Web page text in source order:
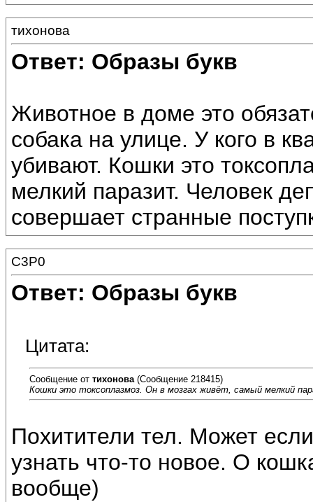
тихонова
Ответ: Образы букв
Животное в доме это
собака на улице. У кого в
убивают. Кошки это
мелкий паразит. Человек
совершает странные
C3P0
Ответ: Образы букв
Цитата:
Сообщение от тихонова (Сообщение 218415)
Кошки это токсоплазмоз. Он в мозгах живёт, самый мелкий
Похитители тел. Может
узнать что-то новое. О
вообще)